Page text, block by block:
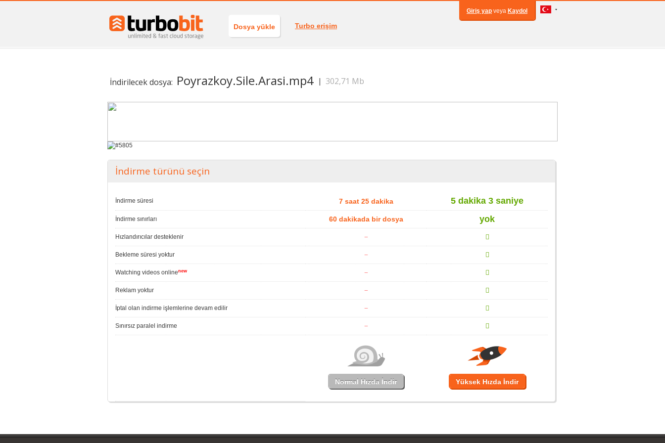
Giriş yap veya Kaydol
Dosya yükle Turbo erişim
İndirilecek dosya: Poyrazkoy.Sile.Arasi.mp4 | 302,71 Mb
İndirme türünü seçin
İndirme süresi 7 saat 25 dakika 5 dakika 3 saniye
İndirme sınırları 60 dakikada bir dosya yok
Hızlandırıcılar desteklenir
Bekleme süresi yoktur
Watching videos onlinenew
Reklam yoktur
İptal olan indirme işlemlerine devam edilir
Sınırsız paralel indirme
Normal Hızda İndir Yüksek Hızda İndir